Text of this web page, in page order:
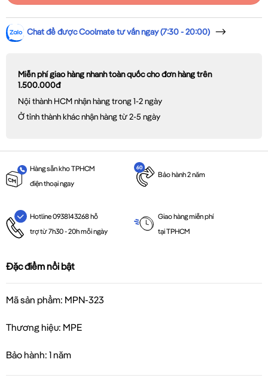
Chat để được Coolmate tư vấn ngay (7:30 - 20:00)
Miễn phí giao hàng nhanh toàn quốc cho đơn hàng trên
1.500.000đ
Nội thành HCM nhận hàng trong 1-2 ngày
Ở tỉnh thành khác nhận hàng từ 2-5 ngày
Hàng sẵn kho TPHCM
điện thoại ngay
Bảo hành 2 năm
Hotline 0938143268 hỗ
trợ từ 7h30 - 20h mỗi ngày
Giao hàng miễn phí
tại TPHCM
Đặc điểm nổi bật
Mã sản phẩm: MPN-323
Thương hiệu: MPE
Bảo hành: 1 năm